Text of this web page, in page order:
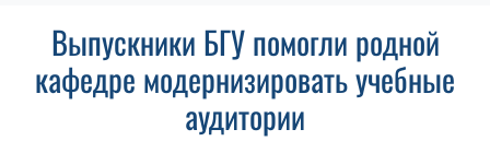
Выпускники БГУ помогли родной
кафедре модернизировать учебные
аудитории